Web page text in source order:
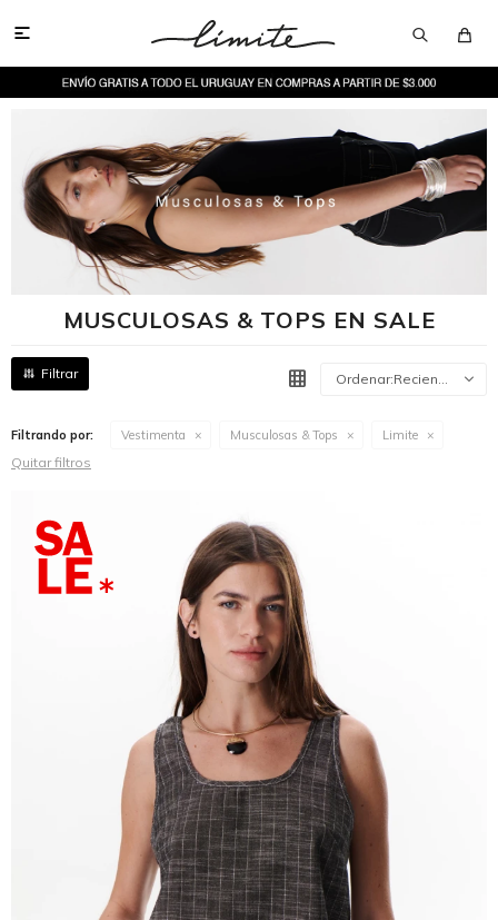

MUSCULOSAS & TOPS EN SALE
Recientes
Filtrando por: Vestimenta Musculosas & Tops Limite
Quitar filtros